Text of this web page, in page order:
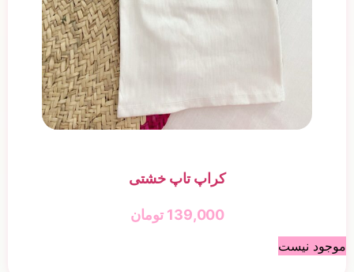
کراپ تاپ خشتی
139,000 تومان
موجود نیست